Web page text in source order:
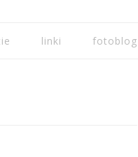
linki fotoblog